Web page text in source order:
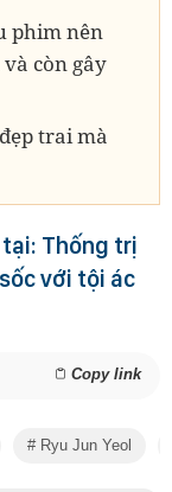
phim nên
còn gây
trai mà
Thống trị
với tội ác
Copy link
Ryu Jun Yeol